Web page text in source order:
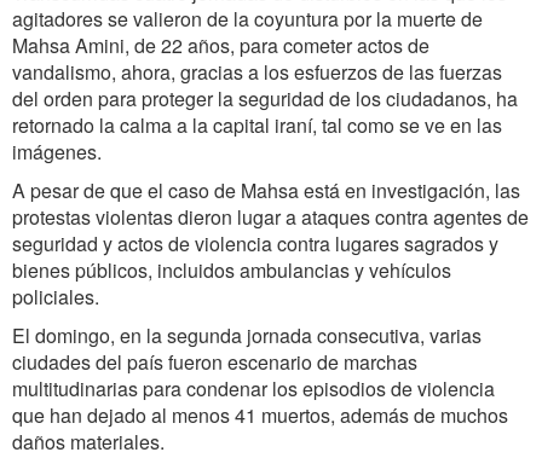
agitadores se valieron de la coyuntura por la muerte de
Mahsa Amini, de 22 años, para cometer actos de
vandalismo, ahora, gracias a los esfuerzos de las fuerzas
del orden para proteger la seguridad de los ciudadanos, ha
retornado la calma a la capital iraní, tal como se ve en las
imágenes.
A pesar de que el caso de Mahsa está en investigación, las
protestas violentas dieron lugar a ataques contra agentes de
seguridad y actos de violencia contra lugares sagrados y
bienes públicos, incluidos ambulancias y vehículos
policiales.
El domingo, en la segunda jornada consecutiva, varias
ciudades del país fueron escenario de marchas
multitudinarias para condenar los episodios de violencia
que han dejado al menos 41 muertos, además de muchos
daños materiales.